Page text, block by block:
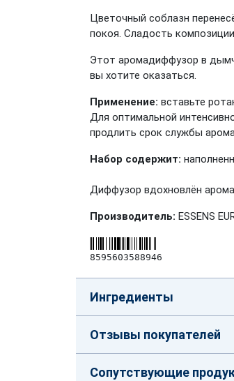
Цветочный соблазн
покоя. Сладость
Этот аромадиффузор в
вы хотите оказаться.
Применение: вставьте
Для оптимальной
продлить срок службы
Набор содержит:
Диффузор вдохновлён
Производитель: ESSENS
8595603588946
Ингредиенты
Отзывы покупателей
Сопутствующие